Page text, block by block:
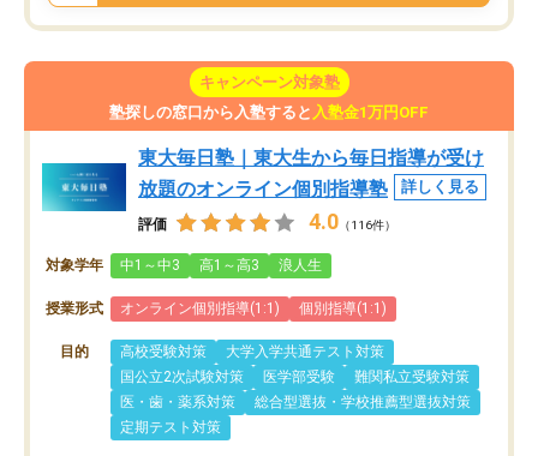
キャンペーン対象塾
塾探しの窓口から入塾すると 入塾金1万円OFF
東大毎日塾｜東大生から毎日指導が受け
放題のオンライン個別指導塾
詳しく見る
評価 4.0 （116件）
対象学年 中1～中3 高1～高3 浪人生
授業形式 オンライン個別指導(1:1) 個別指導(1:1)
目的 高校受験対策
大学入学共通テスト対策
国公立2次試験対策
医学部受験
難関私立受験対策
医・歯・薬系対策
総合型選抜・学校推薦型選抜対策
定期テスト対策